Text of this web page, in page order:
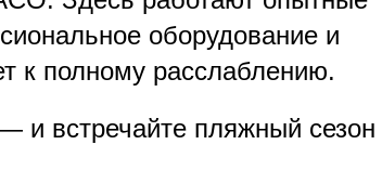
оборудование и
к полному расслаблению.
и встречайте пляжный сезон